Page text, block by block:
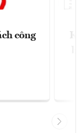
công